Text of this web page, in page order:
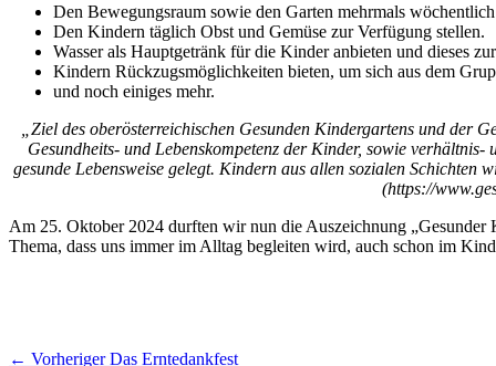
Den Bewegungsraum sowie den Garten mehrmals
Den Kindern täglich Obst und Gemüse zur Verfügung stellen.
Wasser als Hauptgetränk für die Kinder anbieten und dieses
Kindern Rückzugsmöglichkeiten bieten, um sich aus dem
und noch einiges mehr.
„Ziel des oberösterreichischen Gesunden Kindergartens und
Gesundheits- und Lebenskompetenz der Kinder, sowie
gesunde Lebensweise gelegt. Kindern aus allen sozialen
(https://
Am 25. Oktober 2024 durften wir nun die Auszeichnung „Gesunder
Thema, dass uns immer im Alltag begleiten wird, auch schon im
← Vorheriger Vorheriger
Das Erntedankfest